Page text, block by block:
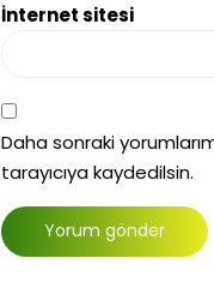
İnternet sitesi
Daha sonraki
tarayıcıya kaydedilsin.